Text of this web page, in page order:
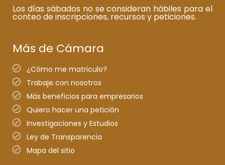
Los días sábados no se consideran hábiles para el
conteo de inscripciones, recursos y peticiones.
Más de Cámara
¿Cómo me matriculo?
Trabaje con nosotros
Más beneficios para empresarios
Quiero hacer una petición
Investigaciones y Estudios
Ley de Transparencia
Mapa del sitio